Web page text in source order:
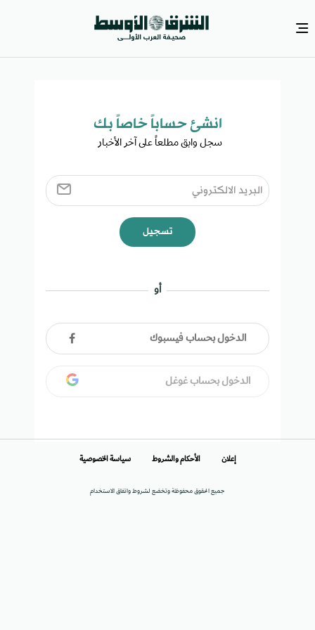
انشئ حساباً خاصاً بك​
سجل وابق مطلعاً على آخر الأخبار ​
تسجيل
أو
الدخول بحساب فيسبوك
الدخول بحساب غوغل
جميع الحقوق محفوظة وتخضع لشروط واتفاق الاستخدام
إعلان الأحكام والشروط سياسة الخصوصية